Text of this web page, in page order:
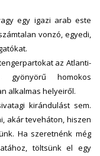
egy igazi arab este
vonzó, egyedi,
az Atlanti-
homokos
alkalmas helyeiről.
kirándulást sem.
akár teveháton, hiszen
Ha szeretnénk még
töltsünk el egy